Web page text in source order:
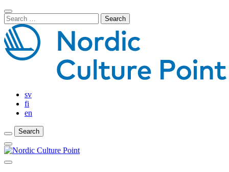
Skip
to
content
Close
Search
Bar
Search
for:
sv
fi
en
Search
Search
Search
Main
Menu
Close